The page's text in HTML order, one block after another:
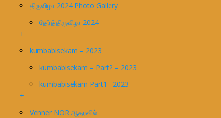
திருவிழா 2024 Photo Gallery
தேர்த்திருவிழா 2024
+
kumbabisekam – 2023
kumbabisekam – Part2 – 2023
kumbabisekam Part1– 2023
+
Venner NOR ஆதரவில்